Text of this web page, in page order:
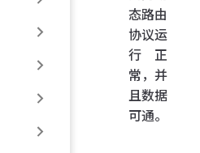
态路由
协议运
行正
常，并
且数据
可通。